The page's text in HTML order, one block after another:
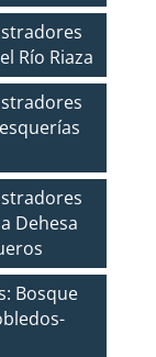
Río Riaza
Dehesa
Bosque